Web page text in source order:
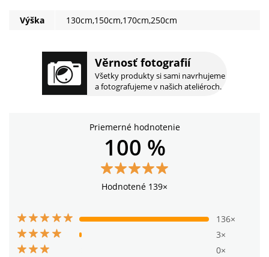
Věrnosť fotografií
Všetky produkty si sami navrhujeme
a fotografujeme v našich ateliéroch.
Výška 130cm,150cm,170cm,250cm
Priemerné hodnotenie
100 %
Hodnotené 139×
136×
3×
0×